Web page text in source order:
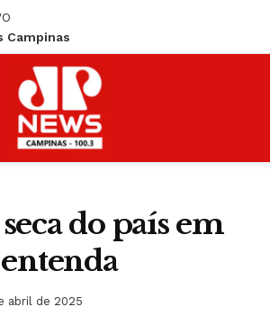
Campinas
do país em
abril de 2025